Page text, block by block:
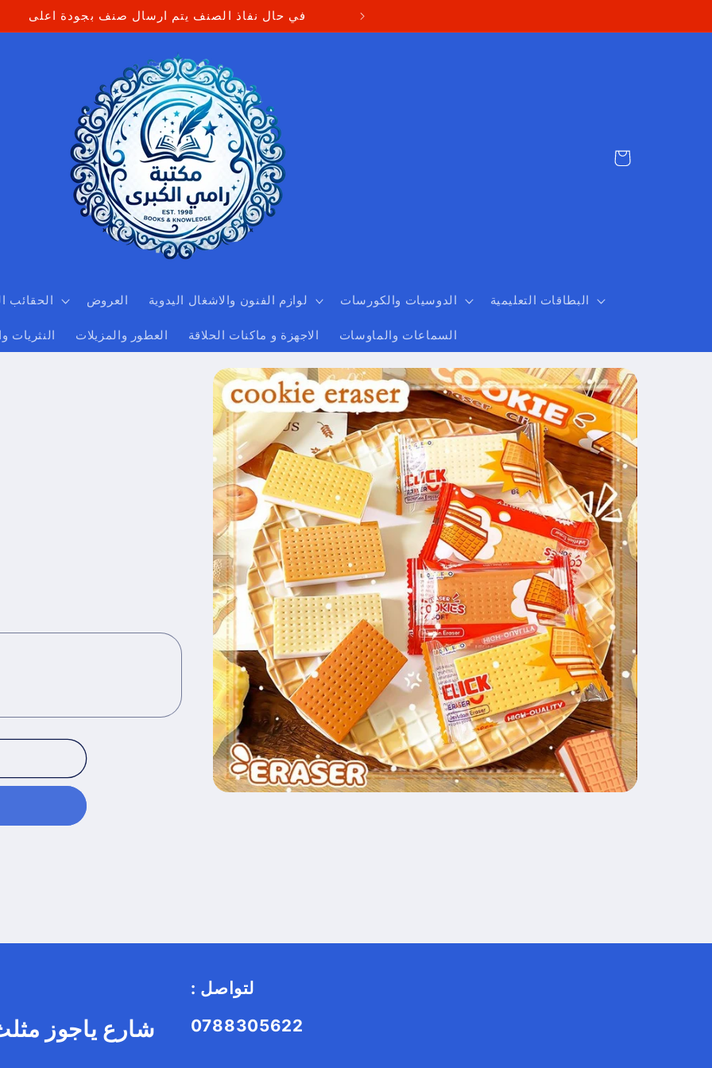
في حال نفاذ الصنف يتم ارسال صنف بجودة اعلى
الحقائب العروض لوازم الفنون والاشغال اليدوية الدوسيات والكورسات البطاقات التعليمية
النثريات العطور والمزيلات الاجهزة و ماكنات الحلاقة السماعات والماوسات
Cart
شارع ياجوز
: لتواصل
0788305622